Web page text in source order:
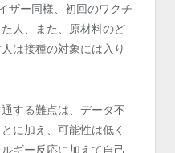
ザー同様、初回のワクチ
人、また、原材料のど
は接種の対象には入り
する難点は、データ不
に加え、可能性は低く
ギー反応に加えて自己